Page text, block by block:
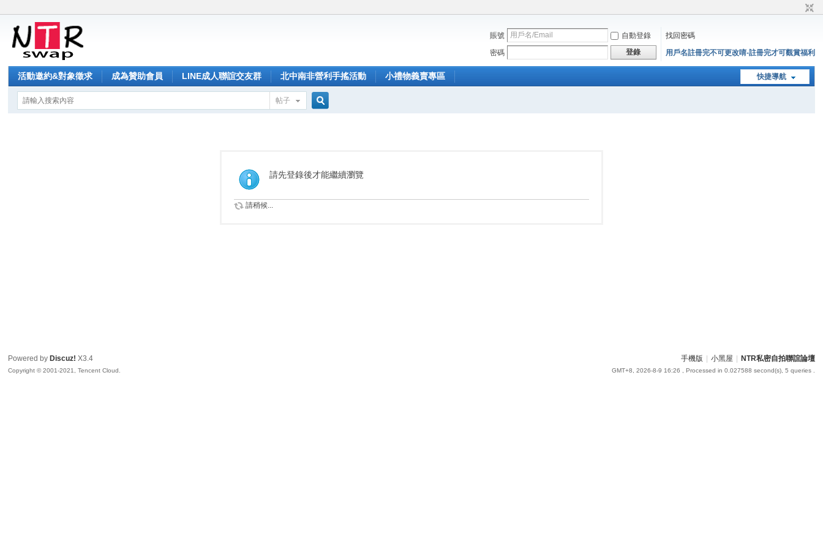
賬號 自動登錄
找回密碼
密碼
登錄 用戶名註冊完不可更改唷-註冊完才可觀賞福利
快捷導航
活動邀約&對象徵求 成為贊助會員 LINE成人聯誼交友群 北中南非營利手搖活動 小禮物義賣專區
帖子
索
請先登錄後才能繼續瀏覽
請稍候...
手機版 小黑屋 NTR私密自拍聯誼論壇
GMT+8, 2026-8-9 16:26 , Processed in 0.027588 second(s), 5 queries .
Powered by Discuz! X3.4
Copyright © 2001-2021, Tencent Cloud.